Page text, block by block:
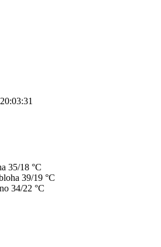
20:03:31
35/18 °C
39/19 °C
34/22 °C